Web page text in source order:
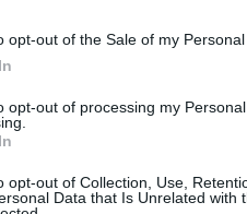
opt-out of the Sale of my Personal
opt-out of processing my
opt-out of Collection, Use,
Data that Is Unrelated with
των
έχει ως
και, αφετέρου,
τους στην
τη Διεύθυνση Π.Ε.
προβεί σε επίσημη